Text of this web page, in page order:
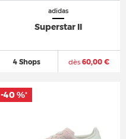
adidas
Superstar II
4 Shops dès 60,00 €
-40 %*